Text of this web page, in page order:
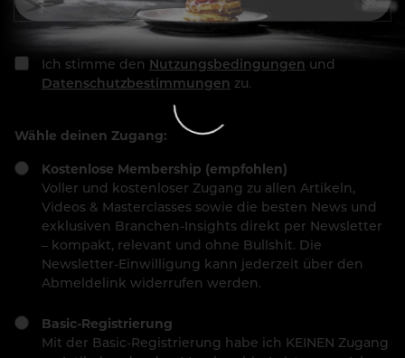
Ich stimme den Nutzungsbedingungen und
Datenschutzbestimmungen zu.
Wähle deinen Zugang:
Kostenlose Membership (empfohlen)
Voller und kostenloser Zugang zu allen Artikeln,
Videos & Masterclasses sowie die besten News und
exklusiven Branchen-Insights direkt per Newsletter
– kompakt, relevant und ohne Bullshit. Die
Newsletter-Einwilligung kann jederzeit über den
Abmeldelink widerrufen werden.
Basic-Registrierung
Mit der Basic-Registrierung habe ich KEINEN Zugang